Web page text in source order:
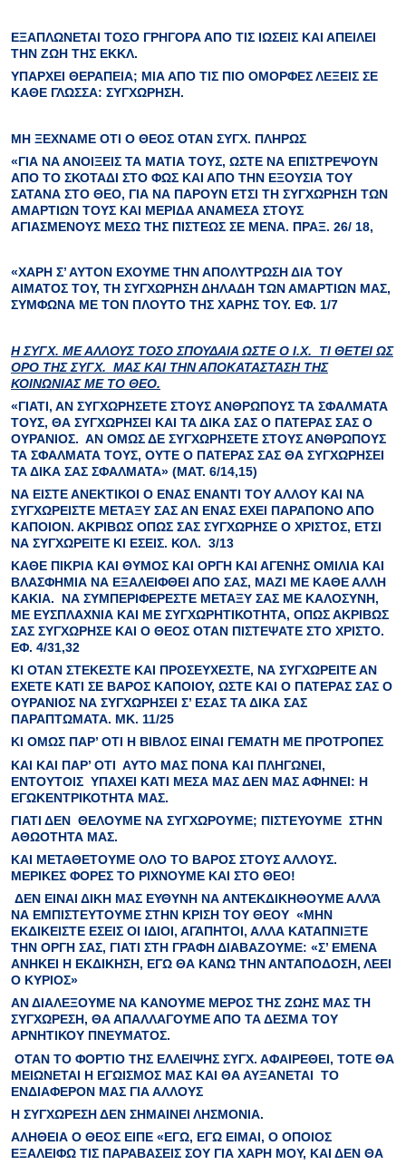
ΕΞΑΠΛΩΝΕΤΑΙ ΤΟΣΟ ΓΡΗΓΟΡΑ ΑΠΟ ΤΙΣ ΙΩΣΕΙΣ ΚΑΙ ΑΠΕΙΛΕΙ
ΤΗΝ ΖΩΗ ΤΗΣ ΕΚΚΛ.
ΥΠΑΡΧΕΙ ΘΕΡΑΠΕΙΑ; ΜΙΑ ΑΠΟ ΤΙΣ ΠΙΟ ΟΜΟΡΦΕΣ ΛΕΞΕΙΣ ΣΕ
ΚΑΘΕ ΓΛΩΣΣΑ: ΣΥΓΧΩΡΗΣΗ.
ΜΗ ΞΕΧΝΑΜΕ ΟΤΙ Ο ΘΕΟΣ ΟΤΑΝ ΣΥΓΧ. ΠΛΗΡΩΣ
«ΓΙΑ ΝΑ ΑΝΟΙΞΕΙΣ ΤΑ ΜΑΤΙΑ ΤΟΥΣ, ΩΣΤΕ ΝΑ ΕΠΙΣΤΡΕΨΟΥΝ
ΑΠΟ ΤΟ ΣΚΟΤΑΔΙ ΣΤΟ ΦΩΣ ΚΑΙ ΑΠΟ ΤΗΝ ΕΞΟΥΣΙΑ ΤΟΥ
ΣΑΤΑΝΑ ΣΤΟ ΘΕΟ, ΓΙΑ ΝΑ ΠΑΡΟΥΝ ΕΤΣΙ ΤΗ ΣΥΓΧΩΡΗΣΗ ΤΩΝ
ΑΜΑΡΤΙΩΝ ΤΟΥΣ ΚΑΙ ΜΕΡΙΔΑ ΑΝΑΜΕΣΑ ΣΤΟΥΣ
ΑΓΙΑΣΜΕΝΟΥΣ ΜΕΣΩ ΤΗΣ ΠΙΣΤΕΩΣ ΣΕ ΜΕΝΑ. ΠΡΑΞ. 26/ 18,
«ΧΑΡΗ Σ’ ΑΥΤΟΝ ΕΧΟΥΜΕ ΤΗΝ ΑΠΟΛΥΤΡΩΣΗ ΔΙΑ ΤΟΥ
ΑΙΜΑΤΟΣ ΤΟΥ, ΤΗ ΣΥΓΧΩΡΗΣΗΔΗΛΑΔΗ ΤΩΝ ΑΜΑΡΤΙΩΝ ΜΑΣ,
ΣΥΜΦΩΝΑ ΜΕ ΤΟΝ ΠΛΟΥΤΟ ΤΗΣ ΧΑΡΗΣ ΤΟΥ. ΕΦ. 1/7
Η ΣΥΓΧ. ΜΕ ΑΛΛΟΥΣΤΟΣΟ ΣΠΟΥΔΑΙΑ ΩΣΤΕ Ο Ι.Χ. ΤΙ ΘΕΤΕΙ ΩΣ
ΟΡΟ ΤΗΣ ΣΥΓΧ. ΜΑΣ ΚΑΙ ΤΗΝΑΠΟΚΑΤΑΣΤΑΣΗ ΤΗΣ
ΚΟΙΝΩΝΙΑΣ ΜΕ ΤΟ ΘΕΟ.
«ΓΙΑΤΙ, ΑΝ ΣΥΓΧΩΡΗΣΕΤΕ ΣΤΟΥΣ ΑΝΘΡΩΠΟΥΣ ΤΑ ΣΦΑΛΜΑΤΑ
ΤΟΥΣ, ΘΑ ΣΥΓΧΩΡΗΣΕΙ ΚΑΙ ΤΑ ΔΙΚΑ ΣΑΣ Ο ΠΑΤΕΡΑΣ ΣΑΣ Ο
ΟΥΡΑΝΙΟΣ. ΑΝ ΟΜΩΣΔΕ ΣΥΓΧΩΡΗΣΕΤΕ ΣΤΟΥΣ ΑΝΘΡΩΠΟΥΣ
ΤΑ ΣΦΑΛΜΑΤΑ ΤΟΥΣ, ΟΥΤΕ Ο ΠΑΤΕΡΑΣ ΣΑΣ ΘΑ ΣΥΓΧΩΡΗΣΕΙ
ΤΑ ΔΙΚΑ ΣΑΣ ΣΦΑΛΜΑΤΑ» (ΜΑΤ. 6/14,15)
ΝΑ ΕΙΣΤΕ ΑΝΕΚΤΙΚΟΙ Ο ΕΝΑΣ ΕΝΑΝΤΙ ΤΟΥ ΑΛΛΟΥ ΚΑΙ ΝΑ
ΣΥΓΧΩΡΕΙΣΤΕ ΜΕΤΑΞΥ ΣΑΣ ΑΝ ΕΝΑΣ ΕΧΕΙ ΠΑΡΑΠΟΝΟ ΑΠΟ
ΚΑΠΟΙΟΝ. ΑΚΡΙΒΩΣ ΟΠΩΣ ΣΑΣ ΣΥΓΧΩΡΗΣΕ Ο ΧΡΙΣΤΟΣ, ΕΤΣΙ
ΝΑ ΣΥΓΧΩΡΕΙΤΕ ΚΙ ΕΣΕΙΣ. ΚΟΛ. 3/13
ΚΑΘΕ ΠΙΚΡΙΑ ΚΑΙ ΘΥΜΟΣ ΚΑΙ ΟΡΓΗ ΚΑΙ ΑΓΕΝΗΣ ΟΜΙΛΙΑ ΚΑΙ
ΒΛΑΣΦΗΜΙΑ ΝΑ ΕΞΑΛΕΙΦΘΕΙ ΑΠΟ ΣΑΣ, ΜΑΖΙ ΜΕ ΚΑΘΕ ΑΛΛΗ
ΚΑΚΙΑ. ΝΑ ΣΥΜΠΕΡΙΦΕΡΕΣΤΕ ΜΕΤΑΞΥ ΣΑΣ ΜΕ ΚΑΛΟΣΥΝΗ,
ΜΕ ΕΥΣΠΛΑΧΝΙΑ ΚΑΙ ΜΕ ΣΥΓΧΩΡΗΤΙΚΟΤΗΤΑ, ΟΠΩΣ ΑΚΡΙΒΩΣ
ΣΑΣ ΣΥΓΧΩΡΗΣΕ ΚΑΙ Ο ΘΕΟΣ ΟΤΑΝ ΠΙΣΤΕΨΑΤΕ ΣΤΟ ΧΡΙΣΤΟ.
ΕΦ. 4/31,32
ΚΙ ΟΤΑΝ ΣΤΕΚΕΣΤΕ ΚΑΙ ΠΡΟΣΕΥΧΕΣΤΕ, ΝΑ ΣΥΓΧΩΡΕΙΤΕΑΝ
ΕΧΕΤΕ ΚΑΤΙ ΣΕ ΒΑΡΟΣ ΚΑΠΟΙΟΥ, ΩΣΤΕ ΚΑΙ Ο ΠΑΤΕΡΑΣ ΣΑΣ Ο
ΟΥΡΑΝΙΟΣ ΝΑ ΣΥΓΧΩΡΗΣΕΙ Σ’ ΕΣΑΣ ΤΑ ΔΙΚΑ ΣΑΣ
ΠΑΡΑΠΤΩΜΑΤΑ. ΜΚ. 11/25
ΚΙ ΟΜΩΣ ΠΑΡ’ ΟΤΙ Η ΒΙΒΛΟΣ ΕΙΝΑΙ ΓΕΜΑΤΗ ΜΕ ΠΡΟΤΡΟΠΕΣ
ΚΑΙ ΚΑΙ ΠΑΡ’ ΟΤΙ ΑΥΤΟ ΜΑΣ ΠΟΝΑ ΚΑΙ ΠΛΗΓΩΝΕΙ,
ΕΝΤΟΥΤΟΙΣ ΥΠΑΧΕΙ ΚΑΤΙ ΜΕΣΑ ΜΑΣ ΔΕΝ ΜΑΣ ΑΦΗΝΕΙ: Η
ΕΓΩΚΕΝΤΡΙΚΟΤΗΤΑ ΜΑΣ.
ΓΙΑΤΙ ΔΕΝ ΘΕΛΟΥΜΕ ΝΑ ΣΥΓΧΩΡΟΥΜΕ; ΠΙΣΤΕΥΟΥΜΕ ΣΤΗΝ
ΑΘΩΟΤΗΤΑ ΜΑΣ.
ΚΑΙ ΜΕΤΑΘΕΤΟΥΜΕ ΟΛΟ ΤΟ ΒΑΡΟΣ ΣΤΟΥΣ ΑΛΛΟΥΣ.
ΜΕΡΙΚΕΣ ΦΟΡΕΣ ΤΟ ΡΙΧΝΟΥΜΕ ΚΑΙ ΣΤΟ ΘΕΟ!
ΔΕΝ ΕΙΝΑΙ ΔΙΚΗ ΜΑΣ ΕΥΘΥΝΗ ΝΑΑΝΤΕΚΔΙΚΗΘΟΥΜΕΑΛΛΆ
ΝΑ ΕΜΠΙΣΤΕΥΤΟΥΜΕ ΣΤΗΝ ΚΡΙΣΗ ΤΟΥ ΘΕΟΥ «ΜΗΝ
ΕΚΔΙΚΕΙΣΤΕ ΕΣΕΙΣ ΟΙ ΙΔΙΟΙ, ΑΓΑΠΗΤΟΙ, ΑΛΛΑ ΚΑΤΑΠΝΙΞΤΕ
ΤΗΝ ΟΡΓΗ ΣΑΣ, ΓΙΑΤΙ ΣΤΗ ΓΡΑΦΗ ΔΙΑΒΑΖΟΥΜΕ: «Σ’ ΕΜΕΝΑ
ΑΝΗΚΕΙ Η ΕΚΔΙΚΗΣΗ, ΕΓΩ ΘΑ ΚΑΝΩ ΤΗΝ ΑΝΤΑΠΟΔΟΣΗ, ΛΕΕΙ
Ο ΚΥΡΙΟΣ»
ΑΝ ΔΙΑΛΕΞΟΥΜΕ ΝΑ ΚΑΝΟΥΜΕ ΜΕΡΟΣ ΤΗΣ ΖΩΗΣ ΜΑΣ ΤΗ
ΣΥΓΧΩΡΕΣΗ, ΘΑΑΠΑΛΛΑΓΟΥΜΕΑΠΟ ΤΑΔΕΣΜΑ ΤΟΥ
ΑΡΝΗΤΙΚΟΥ ΠΝΕΥΜΑΤΟΣ.
ΟΤΑΝ ΤΟ ΦΟΡΤΙΟ ΤΗΣ ΕΛΛΕΙΨΗΣ ΣΥΓΧ. ΑΦΑΙΡΕΘΕΙ, ΤΟΤΕ ΘΑ
ΜΕΙΩΝΕΤΑΙ Η ΕΓΩΙΣΜΟΣ ΜΑΣ ΚΑΙ ΘΑ ΑΥΞΑΝΕΤΑΙ ΤΟ
ΕΝΔΙΑΦΕΡΟΝ ΜΑΣ ΓΙΑ ΑΛΛΟΥΣ
Η ΣΥΓΧΩΡΕΣΗ ΔΕΝ ΣΗΜΑΙΝΕΙ ΛΗΣΜΟΝΙΑ.
ΑΛΗΘΕΙΑ Ο ΘΕΟΣ ΕΙΠΕ «ΕΓΩ, ΕΓΩ ΕΙΜΑΙ, Ο ΟΠΟΙΟΣ
ΕΞΑΛΕΙΦΩ ΤΙΣ ΠΑΡΑΒΑΣΕΙΣ ΣΟΥ ΓΙΑ ΧΑΡΗ ΜΟΥ, ΚΑΙ ΔΕΝ ΘΑ